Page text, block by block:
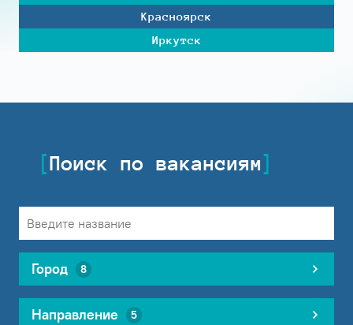
Красноярск
Иркутск
Поиск по вакансиям
Город 8
Направление 5